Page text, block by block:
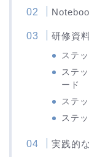
研修資
ステ
ステ
ード
ステ
ステ
実践的